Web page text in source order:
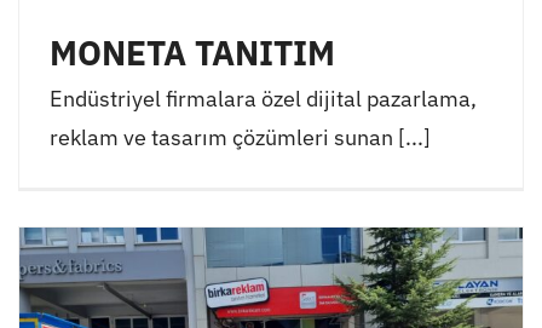
MONETA TANITIM
Endüstriyel firmalara özel dijital pazarlama,
reklam ve tasarım çözümleri sunan [...]